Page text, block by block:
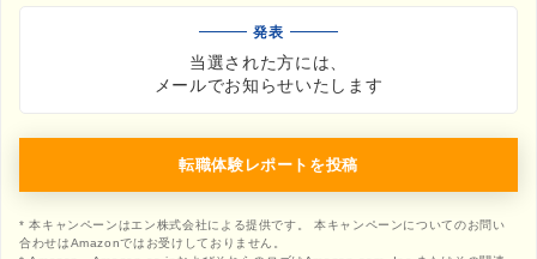
発表
当選された方には、
メールでお知らせいたします
転職体験レポートを投稿
* 本キャンペーンはエン株式会社による提供です。 本キャンペーンについてのお問い
合わせはAmazonではお受けしておりません。